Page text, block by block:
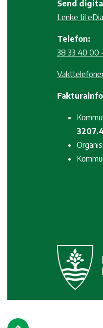
Send
Lenke til
Telefon:
38 33 40 00